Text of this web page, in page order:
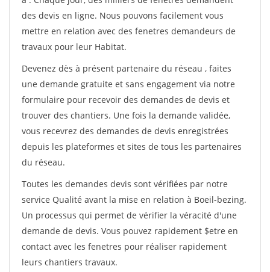
des devis en ligne. Nous pouvons facilement vous
mettre en relation avec des fenetres demandeurs de
travaux pour leur Habitat.
Devenez dès à présent partenaire du réseau , faites
une demande gratuite et sans engagement via notre
formulaire pour recevoir des demandes de devis et
trouver des chantiers. Une fois la demande validée,
vous recevrez des demandes de devis enregistrées
depuis les plateformes et sites de tous les partenaires
du réseau.
Toutes les demandes devis sont vérifiées par notre
service Qualité avant la mise en relation à Boeil-bezing.
Un processus qui permet de vérifier la véracité d'une
demande de devis. Vous pouvez rapidement $etre en
contact avec les fenetres pour réaliser rapidement
leurs chantiers travaux.